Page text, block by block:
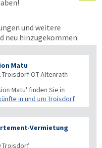
und weitere
neu hinzugekommen:
Matu
Troisdorf OT Altenrath
Matu' finden Sie in
in und um Troisdorf
Vermietung
Troisdorf